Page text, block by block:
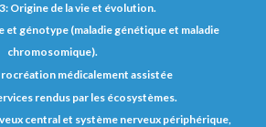
Origine de la vie et évolution.
et génotype (maladie génétique et maladie
chromosomique).
médicalement assistée
rendus par les écosystèmes.
central et système nerveux périphérique,